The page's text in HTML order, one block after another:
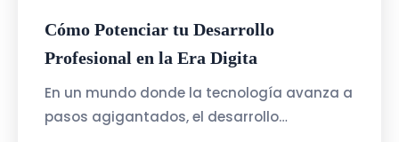
Cómo Potenciar tu Desarrollo
Profesional en la Era Digita
En un mundo donde la tecnología avanza a
pasos agigantados, el desarrollo